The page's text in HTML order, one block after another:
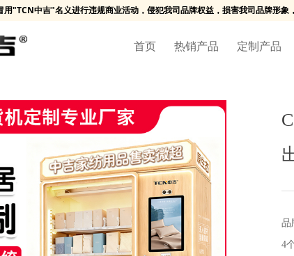
首页 热销产品 定制产品
中吉"名义进行违规商业活动，侵犯我司品牌权益，损害我司品牌形象
品
4